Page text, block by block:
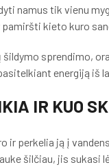
namus tik vienu
pamiršti kieto kuro
sprendimo,
energiją iš
IR KUO
ir perkelia ją į
šilčiau, jis sukasi